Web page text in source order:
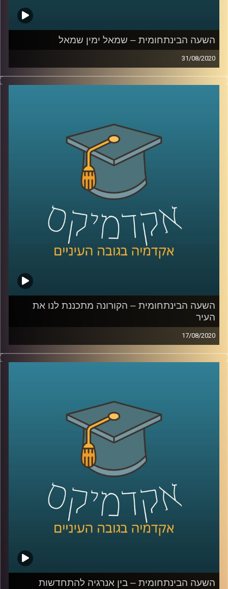
השעה הבינתחומית – שמאל ימין שמאל
31/08/2020
ממש כמו יין ויאנג, גם השמאל והימין המנוגדים
פרופ' גלעד הירשברגר, חוקר פסיכולוגיה
פוליטית מביה"ס ברוך איבצ'ר לפסיכולוגיה
באוניברסיטת רייכמן, מספר על מחקרים שונים
שמראים כי אנחנו חייבים גם ימין וגם שמאל,
ושבעצם גם כל אחד מהצדדים הפוליטיים מבין
קרדיט תמונות:AudioVersity
השעה הבינתחומית – הקורונה מתכננת לנו את
העיר
17/08/2020
הקורונה מביאה איתה הרבה מאוד הזדמנויות
ד"ר רונית דבידוביץ – מרטון, בעלת סטודיו
לתכנון עירוני ואדריכלות תסביר לנו בשעה
הקרובה כיצד הקורונה משפיעה על השימושים
שלנו בבתים, ובמרחב הציבורי מחוצה להם, על
ההתנהלות החדשה של עולם העבודה, הסרת
הגדרות ושיתוף הציבור
קרדיט תמונות:AudioVersity
השעה הבינתחומית – בין אנרגיה להתחדשות